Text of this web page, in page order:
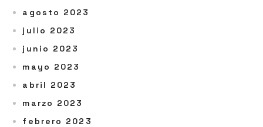
agosto 2023
julio 2023
junio 2023
mayo 2023
abril 2023
marzo 2023
febrero 2023